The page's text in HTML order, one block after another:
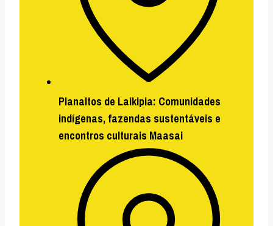
Planaltos de Laikipia: Comunidades
indígenas, fazendas sustentáveis e
encontros culturais Maasai